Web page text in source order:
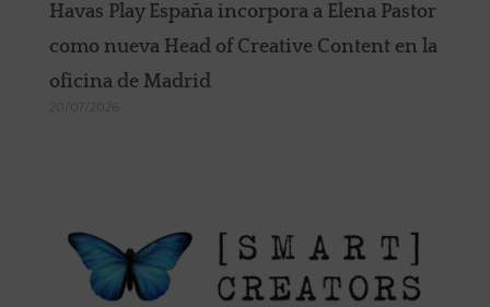
Havas Play España incorpora a Elena Pastor
como nueva Head of Creative Content en la
oficina de Madrid
20/07/2026